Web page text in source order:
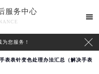
服务中心

您服务！ 
表表针变色处理办法汇总（解决手表